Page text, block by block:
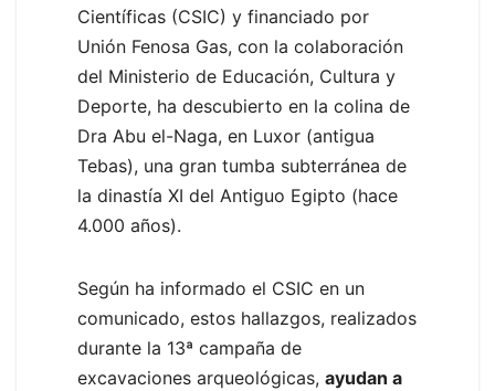
Científicas (CSIC) y financiado por
Unión Fenosa Gas, con la colaboración
del Ministerio de Educación, Cultura y
Deporte, ha descubierto en la colina de
Dra Abu el-Naga, en Luxor (antigua
Tebas), una gran tumba subterránea de
la dinastía XI del Antiguo Egipto (hace
4.000 años).
Según ha informado el CSIC en un
comunicado, estos hallazgos, realizados
durante la 13ª campaña de
excavaciones arqueológicas, ayudan a